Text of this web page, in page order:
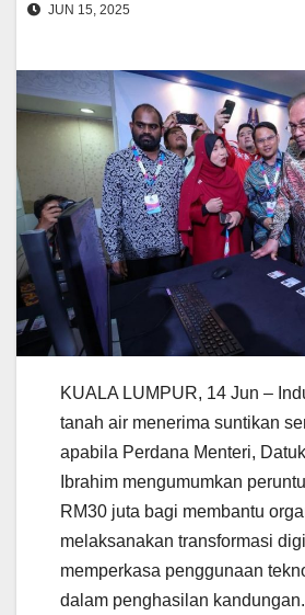
JUN 15, 2025
KUALA LUMPUR, 14 Jun –
tanah air menerima suntikan
apabila Perdana Menteri,
Ibrahim mengumumkan
RM30 juta bagi membantu
melaksanakan transformasi
memperkasa penggunaan
dalam penghasilan kandungan.